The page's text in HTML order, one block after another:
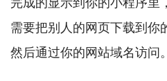
需要把别人的网页下载到你
然后通过你的网站域名访问。